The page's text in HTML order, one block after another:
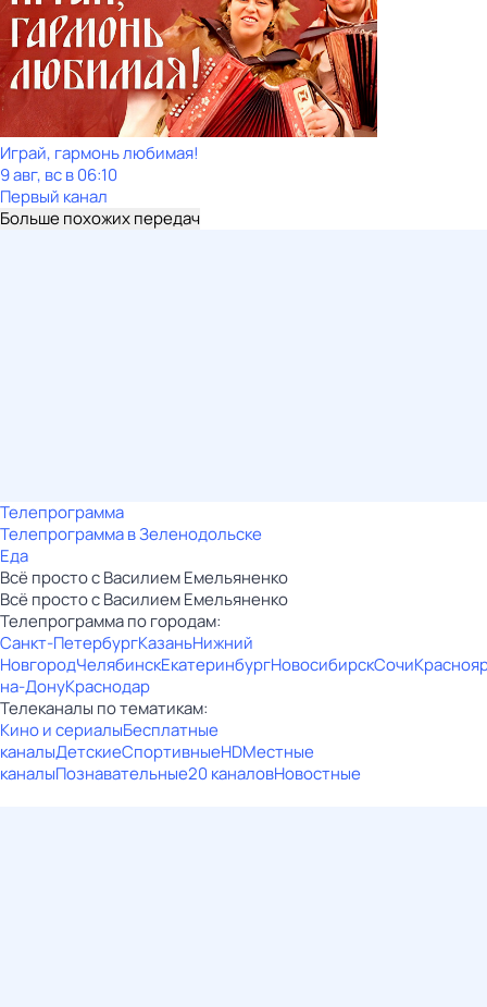
Играй, гармонь любимая!
9 авг, вс в 06:10
Первый канал
Больше похожих передач
Телепрограмма
Телепрограмма в Зеленодольске
Еда
Всё просто с Василием Емельяненко
Всё просто с Василием Емельяненко
Телепрограмма по городам:
Санкт-ПетербургКазаньНижний
НовгородЧелябинскЕкатеринбургНовосибирскСочи
на-ДонуКраснодар
Телеканалы по тематикам:
Кино и сериалыБесплатные
каналыДетскиеСпортивныеHDМестные
каналыПознавательные20 каналовНовостные